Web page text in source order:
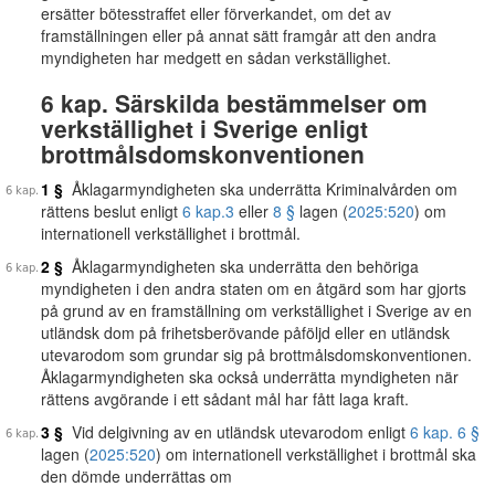
ersätter bötesstraffet eller förverkandet, om det av
framställningen eller på annat sätt framgår att den andra
myndigheten har medgett en sådan verkställighet.
6 kap. Särskilda bestämmelser om
verkställighet i Sverige enligt
brottmålsdomskonventionen
1 § Åklagarmyndigheten ska underrätta Kriminalvården om
rättens beslut enligt 6 kap.3 eller 8 § lagen (2025:520) om
internationell verkställighet i brottmål.
2 § Åklagarmyndigheten ska underrätta den behöriga
myndigheten i den andra staten om en åtgärd som har gjorts
på grund av en framställning om verkställighet i Sverige av en
utländsk dom på frihetsberövande påföljd eller en utländsk
utevarodom som grundar sig på brottmålsdomskonventionen.
Åklagarmyndigheten ska också underrätta myndigheten när
rättens avgörande i ett sådant mål har fått laga kraft.
3 § Vid delgivning av en utländsk utevarodom enligt 6 kap. 6 §
lagen (2025:520) om internationell verkställighet i brottmål ska
den dömde underrättas om